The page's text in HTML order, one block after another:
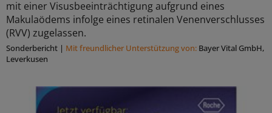
mit einer Visusbeeinträchtigung aufgrund eines
Makulaödems infolge eines retinalen Venenverschlusses
(RVV) zugelassen.
Sonderbericht | Mit freundlicher Unterstützung von: Bayer Vital GmbH,
Leverkusen